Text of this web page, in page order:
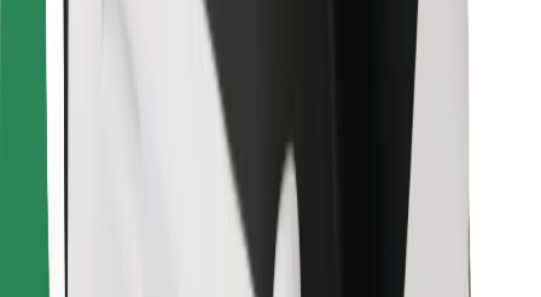
Allmänna villkor
Kom iväg med Bolt på några minuter!